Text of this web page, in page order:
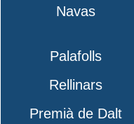
Navas
Palafolls
Rellinars
Premià de Dalt